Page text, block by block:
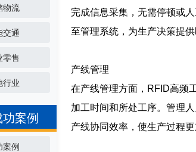
物流
交通
零售
行业
案例
案例
完成信息采集，无需停顿或
至管理系统，为生产决策提供
产线管理
在产线管理方面，RFID高频
加工时间和所处工序。管理
产线协同效率，使生产过程更